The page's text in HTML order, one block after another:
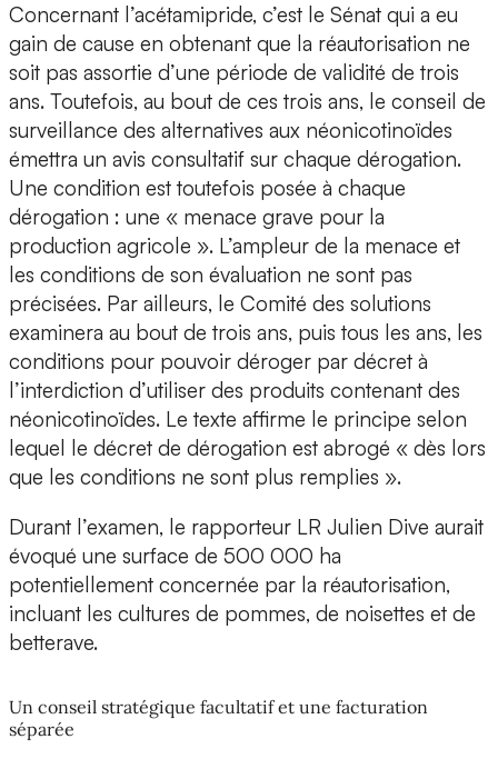
Concernant l’acétamipride, c’est le Sénat qui a eu
gain de cause en obtenant que la réautorisation ne
soit pas assortie d’une période de validité de trois
ans. Toutefois, au bout de ces trois ans, le conseil de
surveillance des alternatives aux néonicotinoïdes
émettra un avis consultatif sur chaque dérogation.
Une condition est toutefois posée à chaque
dérogation : une « menace grave pour la
production agricole ». L’ampleur de la menace et
les conditions de son évaluation ne sont pas
précisées. Par ailleurs, le Comité des solutions
examinera au bout de trois ans, puis tous les ans, les
conditions pour pouvoir déroger par décret à
l’interdiction d’utiliser des produits contenant des
néonicotinoïdes. Le texte affirme le principe selon
lequel le décret de dérogation est abrogé « dès lors
que les conditions ne sont plus remplies ».
Durant l’examen, le rapporteur LR Julien Dive aurait
évoqué une surface de 500 000 ha
potentiellement concernée par la réautorisation,
incluant les cultures de pommes, de noisettes et de
betterave.
Un conseil stratégique facultatif et une facturation
séparée